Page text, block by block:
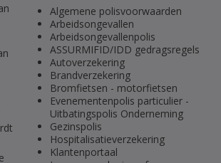
Algemene polisvoorwaarden
Arbeidsongevallen
Arbeidsongevallenpolis
ASSURMIFID/IDD gedragsregels
Autoverzekering
Brandverzekering
Bromfietsen - motorfietsen
Evenementenpolis particulier -
Uitbatingspolis Onderneming
Gezinspolis
Hospitalisatieverzekering
Klantenportaal